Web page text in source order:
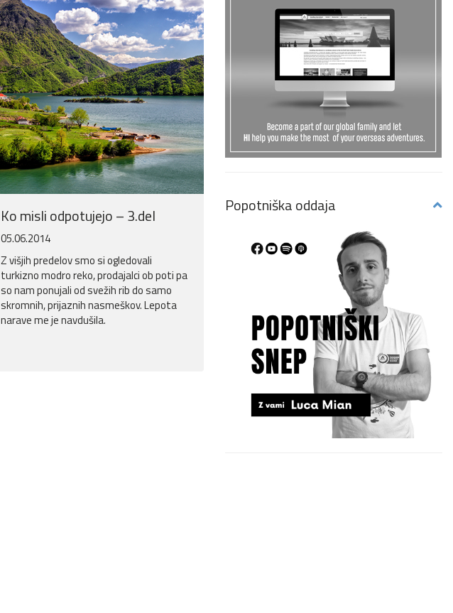
Ko misli odpotujejo – 3.del
05.06.2014
Z višjih predelov smo si ogledovali
turkizno modro reko, prodajalci ob poti pa
so nam ponujali od svežih rib do samo
skromnih, prijaznih nasmeškov. Lepota
narave me je navdušila.
Popotniška oddaja